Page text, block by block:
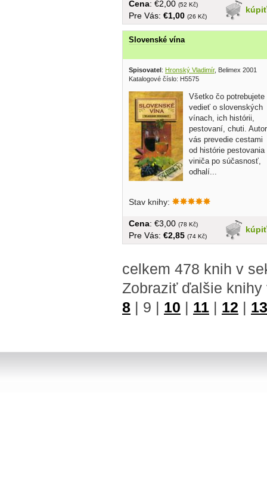
kúpiť
Cena: €2,00 (52 Kč)
Pre Vás: €1,00 (26 Kč)
Slovenské vína
Spisovatel : Hronský Vladimír, Belimex 2001
Katalogové číslo: H5575
Všetko čo potrebujete
vedieť o slovenských
vínach, ich histórii,
pestovaní, chuti. Autor
vás prevedie cestami
od histórie pestovania
viniča po súčasnosť,
odhalí...
Stav knihy:
kúpiť
Cena: €3,00 (78 Kč)
Pre Vás: €2,85 (74 Kč)
celkem 478 knih v
Zobraziť ďalšie
8 | 9 | 10 | 11 | 12 | 13